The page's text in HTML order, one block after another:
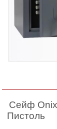
Сейф Onix
Пистоль